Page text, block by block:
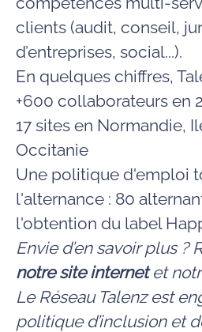
clients (audit, conseil,
d’entreprises, social...).
En quelques chiffres,
+600 collaborateurs en
17 sites en Normandie,
Occitanie
Une politique d'emploi
l'alternance : 80
l'obtention du label
Envie d’en savoir plus ?
notre site internet et
Le Réseau Talenz est
politique d’inclusion et